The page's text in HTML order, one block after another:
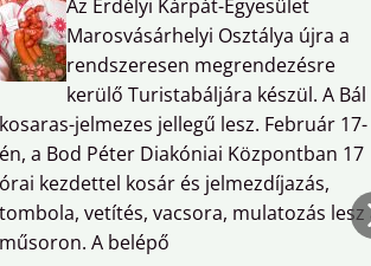
Az Erdélyi Kárpát-Egyesület
Marosvásárhelyi Osztálya újra a
rendszeresen megrendezésre
kerülő Turistabáljára készül. A Bál
kosaras-jelmezes jellegű lesz. Február 17-
én, a Bod Péter Diakóniai Központban 17
órai kezdettel kosár és jelmezdíjazás,
tombola, vetítés, vacsora, mulatozás lesz
műsoron. A belépő